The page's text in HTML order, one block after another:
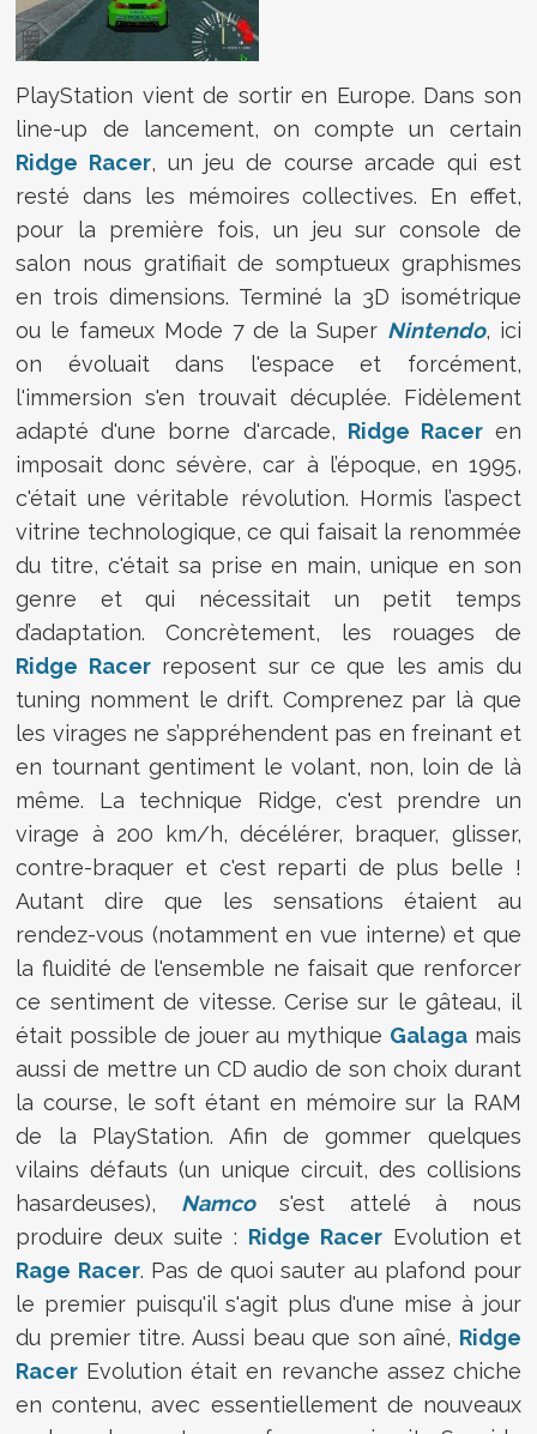
PlayStation vient de sortir en Europe. Dans son
line-up de lancement, on compte un certain
Ridge Racer, un jeu de course arcade qui est
resté dans les mémoires collectives. En effet,
pour la première fois, un jeu sur console de
salon nous gratifiait de somptueux graphismes
en trois dimensions. Terminé la 3D isométrique
ou le fameux Mode 7 de la Super Nintendo, ici
on évoluait dans l'espace et forcément,
l'immersion s'en trouvait décuplée. Fidèlement
adapté d'une borne d'arcade, Ridge Raceren
imposait donc sévère, car à l’époque, en 1995,
c'était une véritable révolution. Hormis l’aspect
vitrine technologique, ce qui faisait la renommée
du titre, c'était sa prise en main, unique en son
genre et qui nécessitait un petit temps
d’adaptation. Concrètement, les rouages de
Ridge Racerreposent sur ce que les amis du
tuning nomment le drift. Comprenez par là que
les virages ne s’appréhendent pas en freinant et
en tournant gentiment le volant, non, loin de là
même. La technique Ridge, c'est prendre un
virage à 200 km/h, décélérer, braquer, glisser,
contre-braquer et c'est reparti de plus belle !
Autant dire que les sensations étaient au
rendez-vous (notamment en vue interne) et que
la fluidité de l'ensemble ne faisait que renforcer
ce sentiment de vitesse. Cerise sur le gâteau, il
était possible de jouer au mythique Galagamais
aussi de mettre un CD audio de son choix durant
la course, le soft étant en mémoire sur la RAM
de la PlayStation. Afin de gommer quelques
vilains défauts (un unique circuit, des collisions
hasardeuses), Namcos'est attelé à nous
produire deux suite : Ridge RacerEvolution et
Rage Racer. Pas de quoi sauter au plafond pour
le premier puisqu'il s'agit plus d'une mise à jour
du premier titre. Aussi beau que son aîné, Ridge
Racer Evolution était en revanche assez chiche
en contenu, avec essentiellement de nouveaux